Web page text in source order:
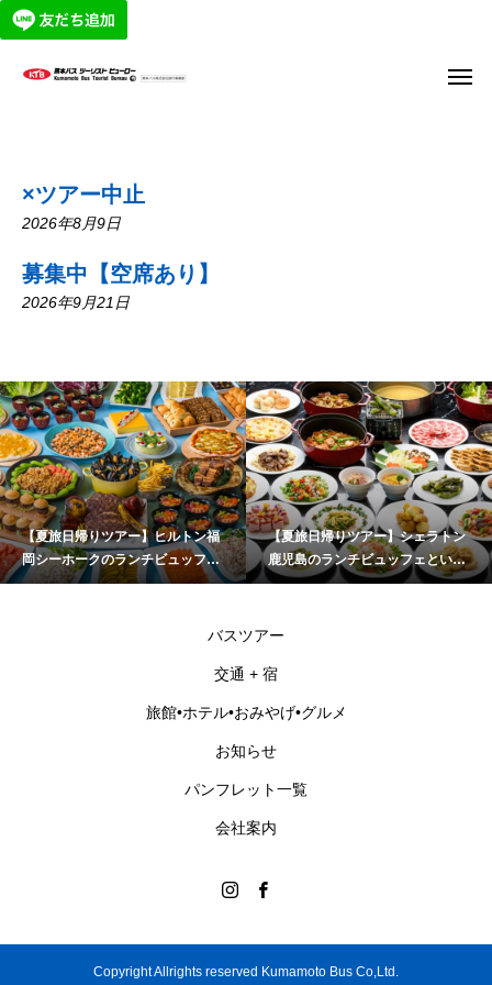
×ツアー中止
2026年8月9日
募集中【空席あり】
2026年9月21日
【夏旅日帰りツアー】ヒルトン福
岡シーホークのランチビュッフェ
とチームラボフォレスト福岡
【夏旅日帰りツアー】シェラトン
鹿児島のランチビュッフェといお
ワールドかごしま水族館
バスツアー
交通 + 宿
旅館•ホテル•おみやげ•グルメ
お知らせ
パンフレット一覧
会社案内
Copyright Allrights reserved Kumamoto Bus Co,Ltd.